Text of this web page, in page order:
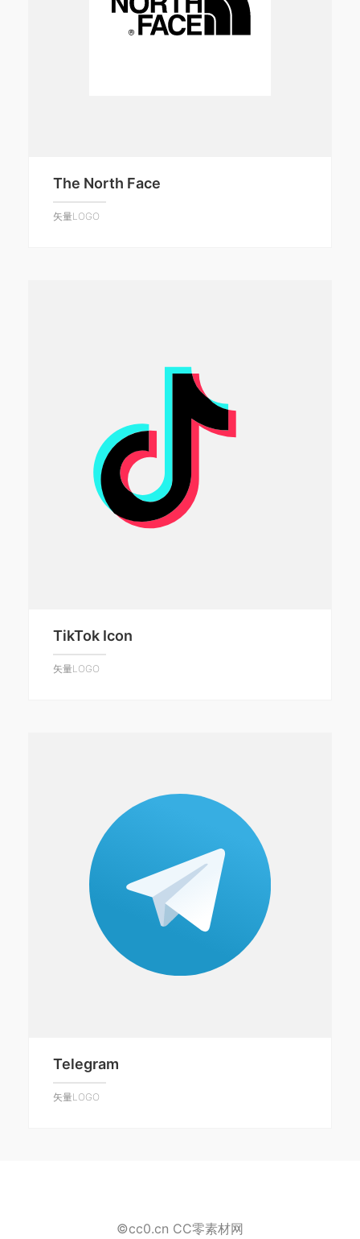
The North Face
矢量LOGO
TikTok Icon
矢量LOGO
Telegram
矢量LOGO
©cc0.cn CC零素材网